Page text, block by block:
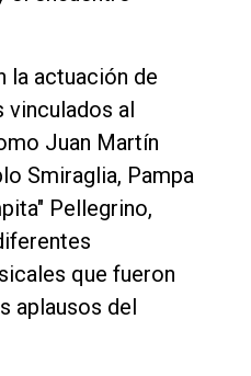
la actuación de
al
Juan Martín
Smiraglia, Pampa
Pellegrino,
que fueron
aplausos del